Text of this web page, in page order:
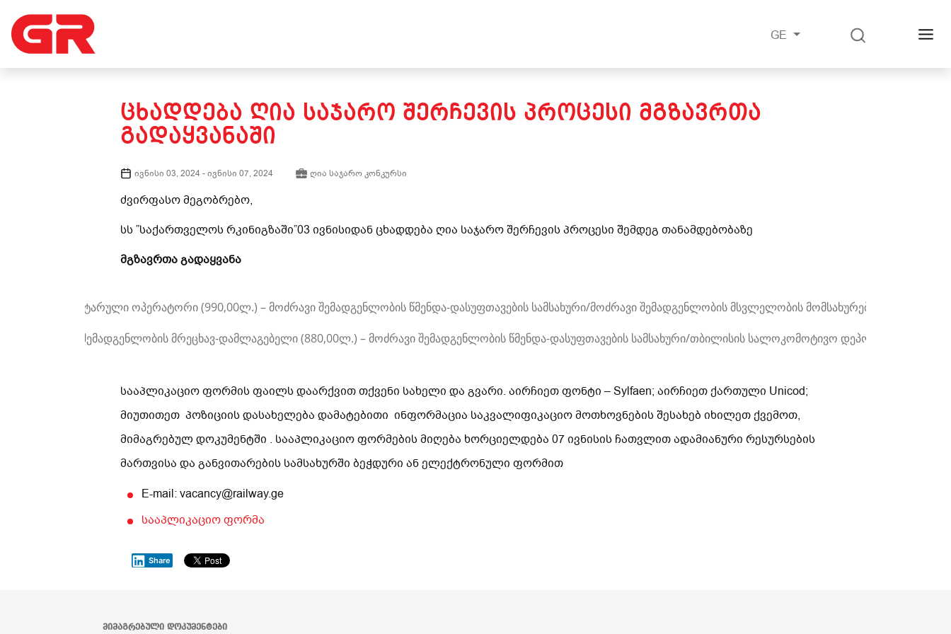
GE
ᲪᲮᲐᲓᲓᲔᲑᲐ ᲦᲘᲐ ᲡᲐᲯᲐᲠᲝ ᲨᲔᲠᲩᲔᲕᲘᲡ ᲞᲠᲝᲪᲔᲡᲘ ᲛᲒᲖᲐᲕᲠᲗᲐ
ᲒᲐᲓᲐᲧᲕᲐᲜᲐᲨᲘ
ივნისი 03, 2024 -ივნისი 07, 2024 ღია საჯარო კონკურსი
ძვირფასო მეგობრებო,
სს ”საქართველოს რკინიგზაში”03 ივნისიდან ცხადდება ღია საჯარო შერჩევის პროცესი შემდეგ თანამდებობაზე
მგზავრთა გადაყვანა
სანიტარული ოპერატორი (990,00ლ.) – მოძრავი შემადგენლობის წმენდა-დასუფთავების სამსახური/მოძრავი შემადგენლობის მსვლელობის მომსახურების ჯგუფი
მოძრავი შემადგენლობის მრეცხავ-დამლაგებელი (880,00ლ.) – მოძრავი შემადგენლობის წმენდა-დასუფთავების სამსახური/თბილისის სალოკომოტივო დეპოს წმენდა-
სააპლიკაციო ფორმის ფაილს დაარქვით თქვენი სახელი და გვარი. აირჩიეთ ფონტი – Sylfaen; აირჩიეთ ქართული Unicod;
მიუთითეთ პოზიციის დასახელება დამატებითი ინფორმაცია საკვალიფიკაციო მოთხოვნების შესახებ იხილეთ ქვემოთ,
მიმაგრებულ დოკუმენტში . სააპლიკაციო ფორმების მიღება ხორციელდება 07 ივნისის ჩათვლით ადამიანური რესურსების
მართვისა და განვითარების სამსახურში ბეჭდური ან ელექტრონული ფორმით
E-mail: vacancy@railway.ge
სააპლიკაციო ფორმა
Share
ᲛᲘᲛᲐᲒᲠᲔᲑᲣᲚᲘ ᲓᲝᲙᲣᲛᲔᲜᲢᲔᲑᲘ